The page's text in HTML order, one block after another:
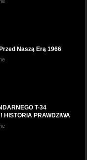
Naszą Erą 1966
T-34
HISTORIA PRAWDZIWA